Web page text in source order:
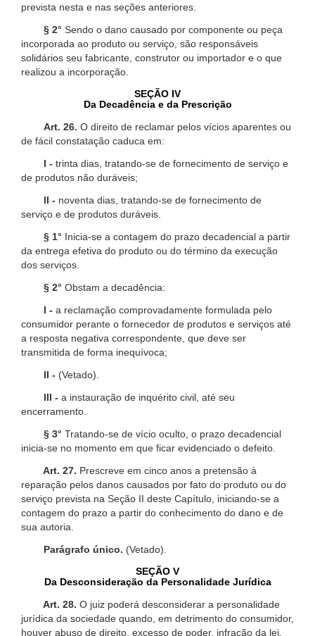
prevista nesta e nas seções anteriores.
§ 2° Sendo o dano causado por componente ou peça
incorporada ao produto ou serviço, são responsáveis
solidários seu fabricante, construtor ou importador e o que
realizou a incorporação.
SEÇÃO IV
Da Decadência e da Prescrição
Art. 26. O direito de reclamar pelos vícios aparentes ou
de fácil constatação caduca em:
I - trinta dias, tratando-se de fornecimento de serviço e
de produtos não duráveis;
II - noventa dias, tratando-se de fornecimento de
serviço e de produtos duráveis.
§ 1° Inicia-se a contagem do prazo decadencial a partir
da entrega efetiva do produto ou do término da execução
dos serviços.
§ 2° Obstam a decadência:
I - a reclamação comprovadamente formulada pelo
consumidor perante o fornecedor de produtos e serviços até
a resposta negativa correspondente, que deve ser
transmitida de forma inequívoca;
II - (Vetado).
III - a instauração de inquérito civil, até seu
encerramento.
§ 3° Tratando-se de vício oculto, o prazo decadencial
inicia-se no momento em que ficar evidenciado o defeito.
Art. 27. Prescreve em cinco anos a pretensão à
reparação pelos danos causados por fato do produto ou do
serviço prevista na Seção II deste Capítulo, iniciando-se a
contagem do prazo a partir do conhecimento do dano e de
sua autoria.
Parágrafo único. (Vetado).
SEÇÃO V
Da Desconsideração da Personalidade Jurídica
Art. 28. O juiz poderá desconsiderar a personalidade
jurídica da sociedade quando, em detrimento do consumidor,
houver abuso de direito, excesso de poder, infração da lei,